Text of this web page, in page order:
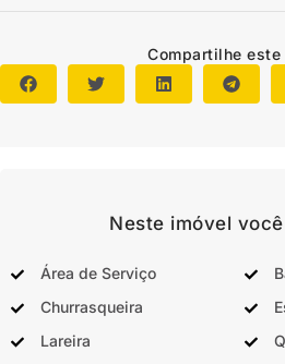
Compartilhe este
Neste imóvel
Área de Serviço
Churrasqueira
Lareira